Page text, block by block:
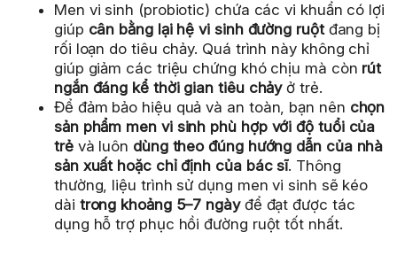
Men vi sinh (probiotic) chứa các vi khuẩn có lợi
giúp cân bằng lại hệ vi sinh đường ruộtđang bị
rối loạn do tiêu chảy. Quá trình này không chỉ
giúp giảm các triệu chứng khó chịu mà còn rút
ngắn đáng kể thời gian tiêu chảyở trẻ.
Để đảm bảo hiệu quả và an toàn, bạn nên chọn
sản phẩm men vi sinh phù hợp với độ tuổi của
trẻvà luôn dùng theo đúng hướng dẫn của nhà
sản xuất hoặc chỉ định của bác sĩ. Thông
thường, liệu trình sử dụng men vi sinh sẽ kéo
dài trong khoảng 5–7 ngàyđể đạt được tác
dụng hỗ trợ phục hồi đường ruột tốt nhất.